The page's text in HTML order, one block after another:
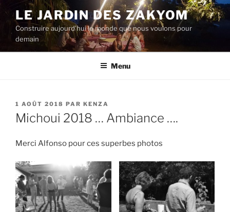
Aller
contenu
principal
LE JARDIN DES ZAKYOM
Construire aujourd'hui le monde que nous voulons pour
demain
Menu
PUBLIÉ
LE
1 AOÛT 2018 PAR KENZA
Michoui 2018 … Ambiance ….
Merci Alfonso pour ces superbes photos